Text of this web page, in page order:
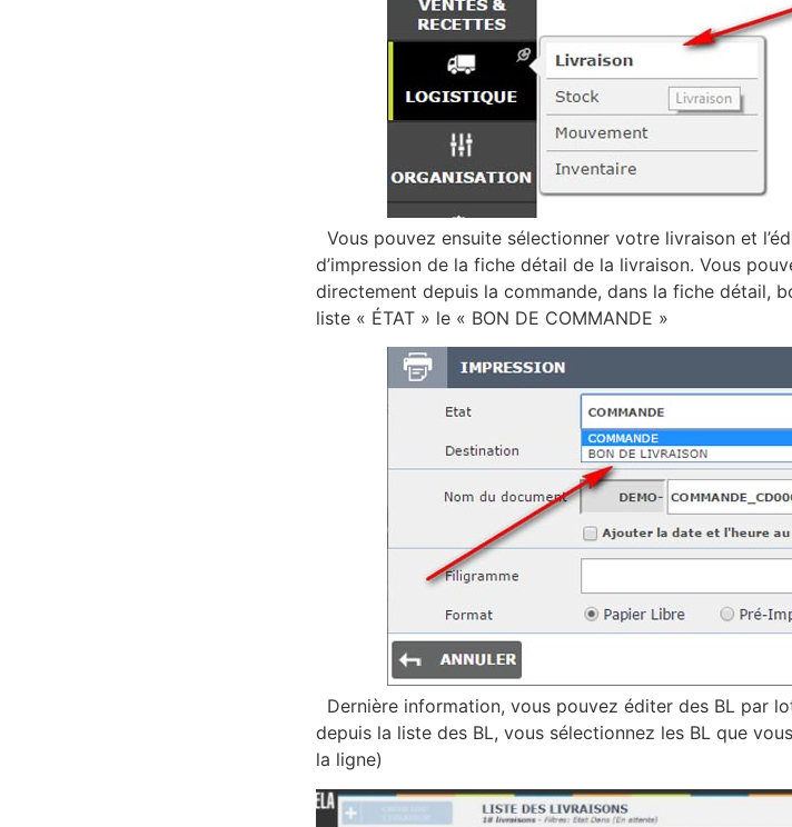
Vous pouvez ensuite sélectionner votre livraison et
d’impression de la fiche détail de la livraison. Vous
directement depuis la commande, dans la fiche détail,
liste « ÉTAT » le « BON DE COMMANDE »
Dernière information, vous pouvez éditer des BL par
depuis la liste des BL, vous sélectionnez les BL que
la ligne)